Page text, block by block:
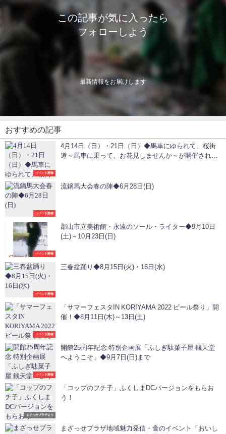
この記事が気に入ったら
フォローしよう
最新情報をお届けします
おすすめの記事
イベント開催
4月14日（日）・21日（日）◆馬車にゆられて、桜街
道～馬車に乗って、お花見しませんか～が開催されま
イベント開催
流鏑馬大会春の陣◆6月28日(日)
イベント開催
郡山市立美術館・永遠のソール・ライター◆9月10日
(土)～10月23日(日)
イベント開催
三春盆踊り◆8月15日(火)・16日(水)
イベント開催
「サマーフェスタIN KORIYAMA 2022 ビール祭り」開
催！◆8月11日(木)～13日(土)
イベント開催
開館25周年記念 特別企画展「ふしぎ駄菓子屋 銭天堂
へようこそ」◆9月7日(日)まで
まざっせプラザより
「コップのフチ子」ふくしまDCバージョンをもらお
う！
まざっせプラザ地域魅力発信・食のイベント「おいし